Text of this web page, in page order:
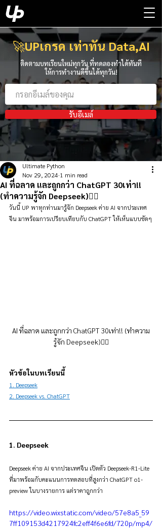
🚀UPเกรด เท่าทัน Data,AI
ติดตามบทเรียนใหม่ทุกวัน ที่ทดลองทำได้ทันที
ให้การทำงานดีขึ้นได้ทุกวัน!
รับอีเมล์
AI ที่ฉลาด และถูกกว่า ChatGPT 30เท่า!!
(ทำความรู้จัก Deepseek)👇🏻
Ultimate Python
Nov 29, 2024 1 min read
วันนี้ UP พาทุกท่านมารู้จัก Deepseek ค่าย AI จากประเทศ
จีน มาพร้อมการเปรียบเทียบกับ ChatGPT ให้เห็นแบบชัดๆ
AI ที่ฉลาด และถูกกว่า ChatGPT 30เท่า!! (ทำความ
รู้จัก Deepseek)👇🏻
หัวข้อในบทเรียนนี้
1. Deepseek
2. Deepseek vs. ChatGPT
1. Deepseek
Deepseek ค่าย AI จากประเทศจีน เปิดตัว Deepseek-R1-Lite
ที่มาพร้อมกับคะแนนการทดสอบที่สูงกว่า ChatGPT o1-
preview ในบางรายการ แต่ราคาถูกกว่า
https://video.wixstatic.com/video/57e8a5_59
7ff109153d4217924fc2eff4f6e6fd/720p/mp4/